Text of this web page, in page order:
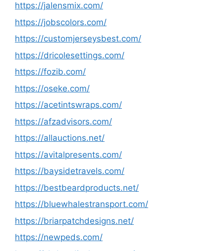
https://jalensmix.com/
https://jobscolors.com/
https://customjerseysbest.com/
https://dricolesettings.com/
https://fozib.com/
https://oseke.com/
https://acetintswraps.com/
https://afzadvisors.com/
https://allauctions.net/
https://avitalpresents.com/
https://baysidetravels.com/
https://bestbeardproducts.net/
https://bluewhalestransport.com/
https://briarpatchdesigns.net/
https://newpeds.com/